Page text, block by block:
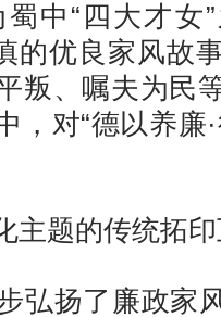
中“四大才女
的优良家风故
叛、嘱夫为民
，对“德以养廉
题的传统拓印
扬了廉政家